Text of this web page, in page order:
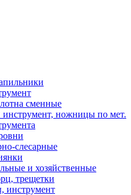
сменные
ножницы по мет.
слесарные
и хозяйственные
трещетки
инструмент